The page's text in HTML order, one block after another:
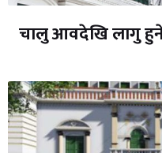
चालु आवदेखि लागु